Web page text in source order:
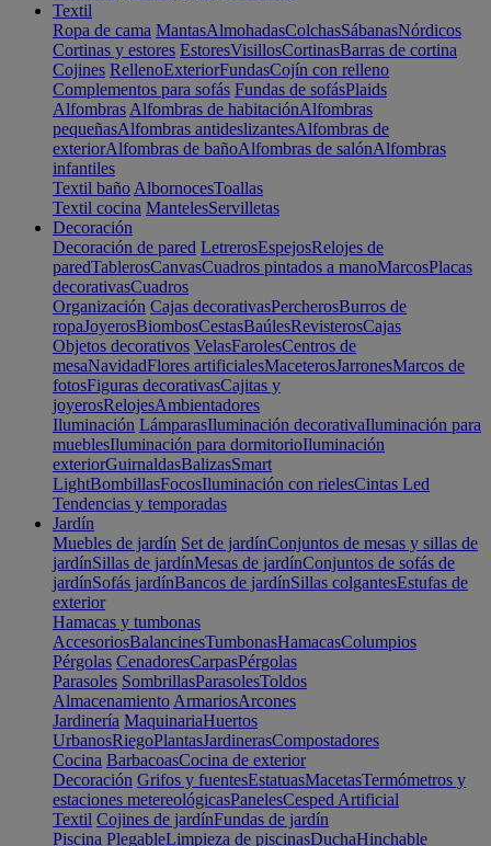
Textil
Ropa de cama MantasAlmohadasColchasSábanasNórdicos
Cortinas y estores EstoresVisillosCortinasBarras de cortina
Cojines RellenoExteriorFundasCojín con relleno
Complementos para sofás Fundas de sofásPlaids
Alfombras Alfombras de habitaciónAlfombras
pequeñasAlfombras antideslizantesAlfombras de
exteriorAlfombras de bañoAlfombras de salónAlfombras
infantiles
Textil baño AlbornocesToallas
Textil cocina MantelesServilletas
Decoración
Decoración de pared LetrerosEspejosRelojes de
paredTablerosCanvasCuadros pintados a manoMarcosPlacas
decorativasCuadros
Organización Cajas decorativasPercherosBurros de
ropaJoyerosBiombosCestasBaúlesRevisterosCajas
Objetos decorativos VelasFarolesCentros de
mesaNavidadFlores artificialesMaceterosJarronesMarcos de
fotosFiguras decorativasCajitas y
joyerosRelojesAmbientadores
Iluminación LámparasIluminación decorativaIluminación para
mueblesIluminación para dormitorioIluminación
exteriorGuirnaldasBalizasSmart
LightBombillasFocosIluminación con rielesCintas Led
Tendencias y temporadas
Jardín
Muebles de jardín Set de jardínConjuntos de mesas y sillas de
jardínSillas de jardínMesas de jardínConjuntos de sofás de
jardínSofás jardínBancos de jardínSillas colgantesEstufas de
exterior
Hamacas y tumbonas
AccesoriosBalancinesTumbonasHamacasColumpios
Pérgolas CenadoresCarpasPérgolas
Parasoles SombrillasParasolesToldos
Almacenamiento ArmariosArcones
Jardinería MaquinariaHuertos
UrbanosRiegoPlantasJardinerasCompostadores
Cocina BarbacoasCocina de exterior
Decoración Grifos y fuentesEstatuasMacetasTermómetros y
estaciones metereológicasPanelesCesped Artificial
Textil Cojines de jardínFundas de jardín
Piscina PlegableLimpieza de piscinasDuchaHinchable